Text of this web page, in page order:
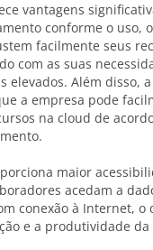
vantagens
conforme o uso,
facilmente seus
com as suas
elevados. Além disso,
a empresa pode
na cloud de
maior
acedam a
conexão à Internet, o
e a produtividade